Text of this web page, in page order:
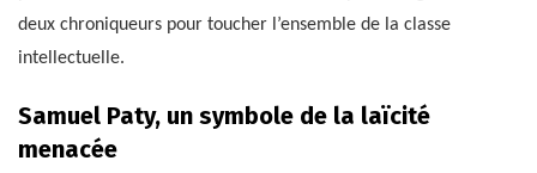
deux chroniqueurs pour toucher l’ensemble de la classe
intellectuelle.
Samuel Paty, un symbole de la laïcité
menacée